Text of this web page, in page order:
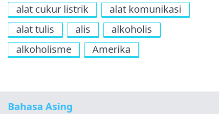
alat cukur listrik
alat komunikasi
alat tulis
alis
alkoholis
alkoholisme
Amerika
Bahasa Asing